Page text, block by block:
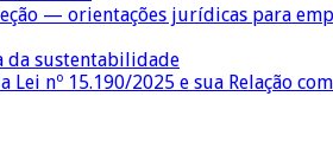
— orientações jurídicas para
da sustentabilidade
nº 15.190/2025 e sua Relação